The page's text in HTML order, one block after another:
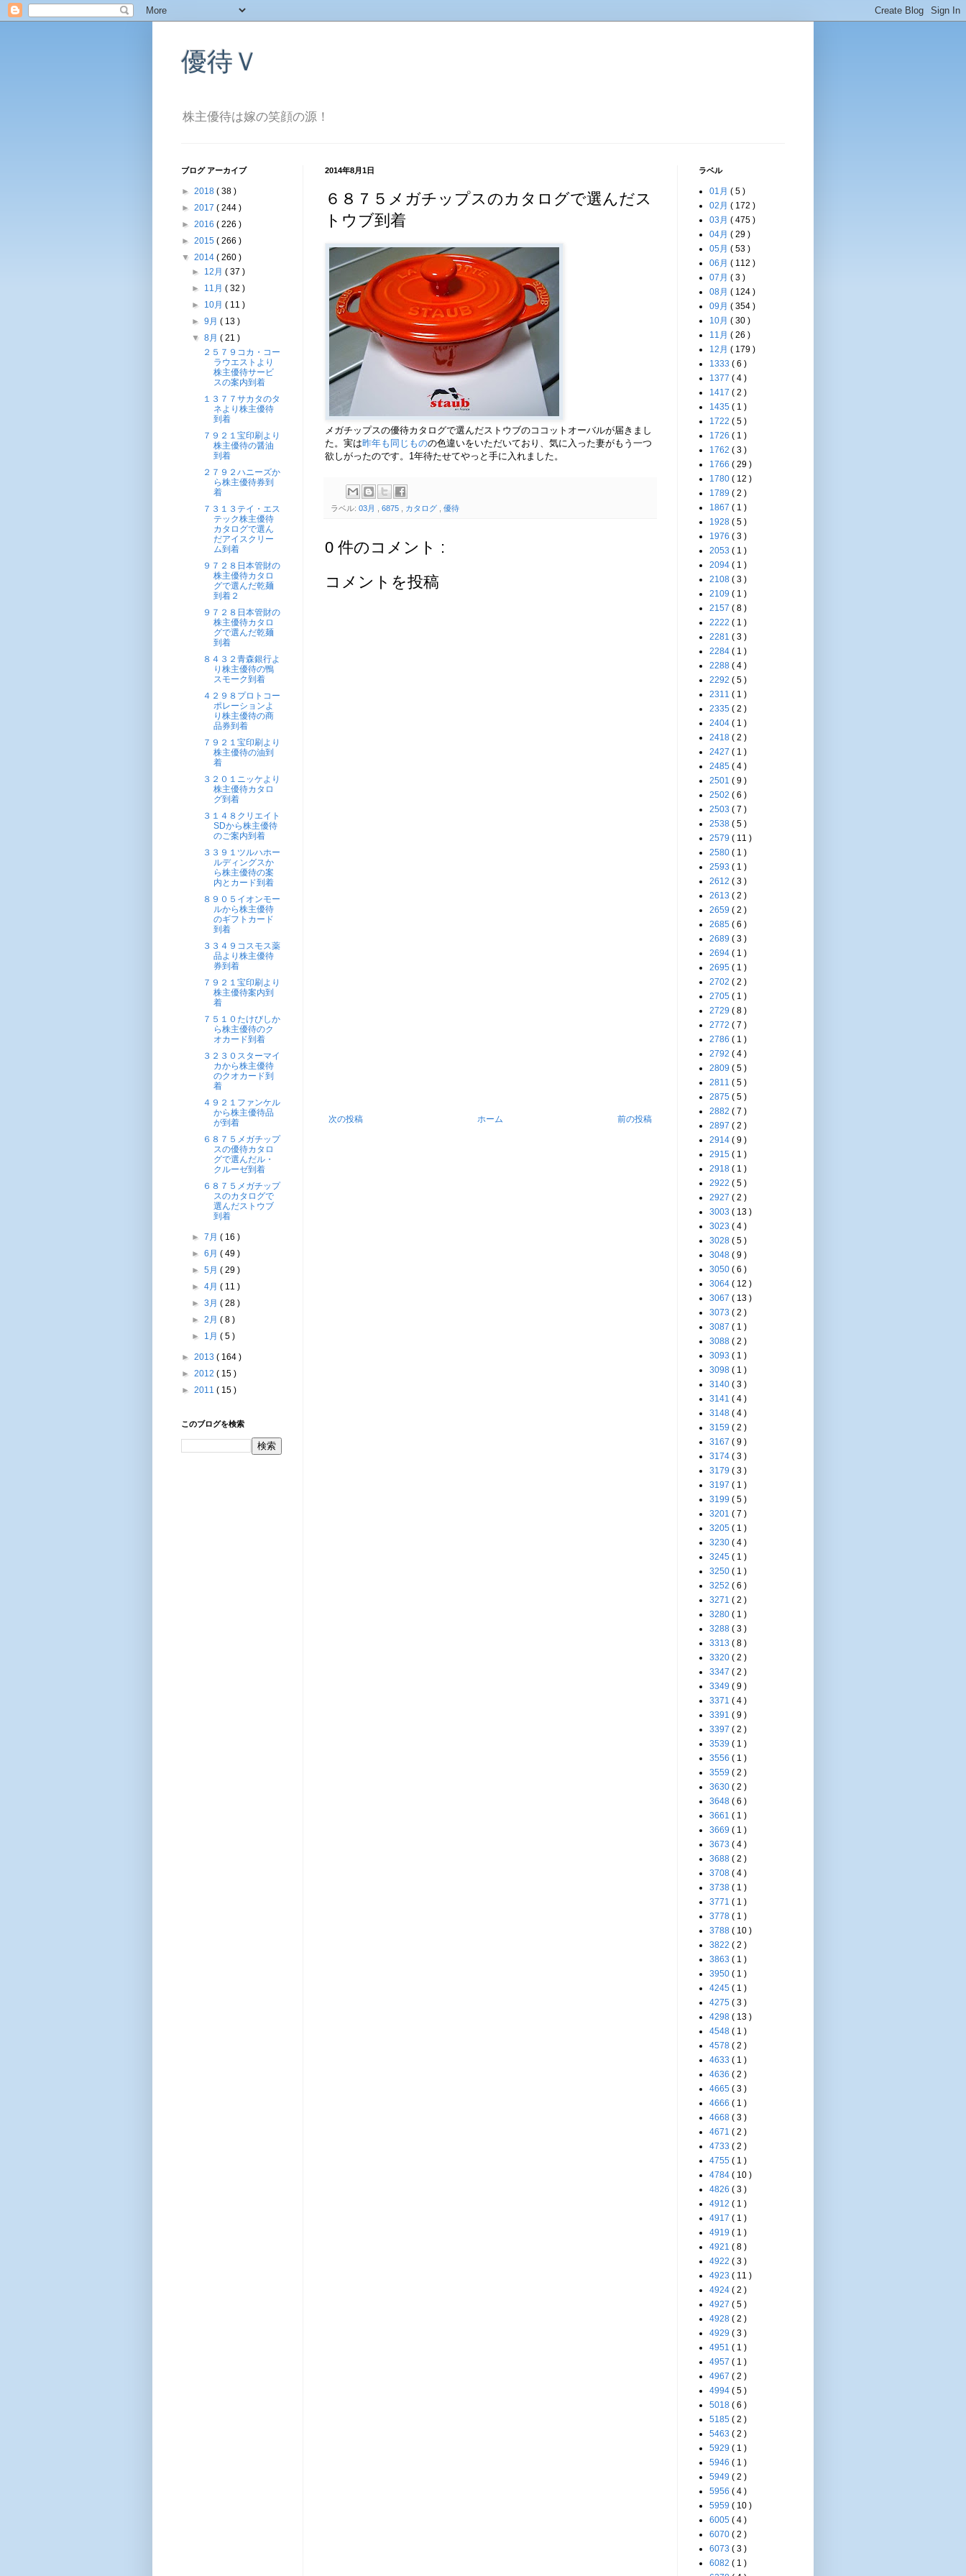
優待Ｖ
株主優待は嫁の笑顔の源！
2014年8月1日
６８７５メガチップスのカタログで選んだス
トウブ到着
メガチップスの優待カタログで選んだストウブのココットオーバルが届きまし
た。実は昨年も同じものの色違いをいただいており、気に入った妻がもう一つ
欲しがったのです。1年待たせてやっと手に入れました。
ラベル: 03月 , 6875 , カタログ , 優待
0 件のコメント :
コメントを投稿
次の投稿 前の投稿
ホーム
ブログ アーカイブ
► 2018 ( 38 )
► 2017 ( 244 )
► 2016 ( 226 )
► 2015 ( 266 )
▼ 2014 ( 260 )
► 12月( 37 )
► 11月( 32 )
► 10月( 11 )
►9月( 13 )
▼8月( 21 )
２５７９コカ・コー
ラウエストより
株主優待サービ
スの案内到着
１３７７サカタのタ
ネより株主優待
到着
７９２１宝印刷より
株主優待の醤油
到着
２７９２ハニーズか
ら株主優待券到
着
７３１３テイ・エス
テック株主優待
カタログで選ん
だアイスクリー
ム到着
９７２８日本管財の
株主優待カタロ
グで選んだ乾麺
到着２
９７２８日本管財の
株主優待カタロ
グで選んだ乾麺
到着
８４３２青森銀行よ
り株主優待の鴨
スモーク到着
４２９８プロトコー
ポレーションよ
り株主優待の商
品券到着
７９２１宝印刷より
株主優待の油到
着
３２０１ニッケより
株主優待カタロ
グ到着
３１４８クリエイト
SDから株主優待
のご案内到着
３３９１ツルハホー
ルディングスか
ら株主優待の案
内とカード到着
８９０５イオンモー
ルから株主優待
のギフトカード
到着
３３４９コスモス薬
品より株主優待
券到着
７９２１宝印刷より
株主優待案内到
着
７５１０たけびしか
ら株主優待のク
オカード到着
３２３０スターマイ
カから株主優待
のクオカード到
着
４９２１ファンケル
から株主優待品
が到着
６８７５メガチップ
スの優待カタロ
グで選んだル・
クルーゼ到着
６８７５メガチップ
スのカタログで
選んだストウブ
到着
►7月( 16 )
►6月( 49 )
►5月( 29 )
►4月( 11 )
►3月( 28 )
►2月( 8 )
► 1月( 5 )
► 2013 ( 164 )
► 2012 ( 15 )
► 2011 ( 15 )
このブログを検索
ラベル
01月 ( 5 )
02月 ( 172 )
03月 ( 475 )
04月 ( 29 )
05月 ( 53 )
06月 ( 112 )
07月 ( 3 )
08月 ( 124 )
09月 ( 354 )
10月 ( 30 )
11月 ( 26 )
12月 ( 179 )
1333 ( 6 )
1377 ( 4 )
1417 ( 2 )
1435 ( 1 )
1722 ( 5 )
1726 ( 1 )
1762 ( 3 )
1766 ( 29 )
1780 ( 12 )
1789 ( 2 )
1867 ( 1 )
1928 ( 5 )
1976 ( 3 )
2053 ( 1 )
2094 ( 1 )
2108 ( 3 )
2109 ( 1 )
2157 ( 8 )
2222 ( 1 )
2281 ( 3 )
2284 ( 1 )
2288 ( 4 )
2292 ( 5 )
2311 ( 1 )
2335 ( 2 )
2404 ( 1 )
2418 ( 2 )
2427 ( 1 )
2485 ( 4 )
2501 ( 9 )
2502 ( 6 )
2503 ( 7 )
2538 ( 5 )
2579 ( 11 )
2580 ( 1 )
2593 ( 1 )
2612 ( 3 )
2613 ( 2 )
2659 ( 2 )
2685 ( 6 )
2689 ( 3 )
2694 ( 1 )
2695 ( 1 )
2702 ( 2 )
2705 ( 1 )
2729 ( 8 )
2772 ( 7 )
2786 ( 1 )
2792 ( 4 )
2809 ( 5 )
2811 ( 5 )
2875 ( 5 )
2882 ( 7 )
2897 ( 2 )
2914 ( 9 )
2915 ( 1 )
2918 ( 1 )
2922 ( 5 )
2927 ( 2 )
3003 ( 13 )
3023 ( 4 )
3028 ( 5 )
3048 ( 9 )
3050 ( 6 )
3064 ( 12 )
3067 ( 13 )
3073 ( 2 )
3087 ( 1 )
3088 ( 2 )
3093 ( 1 )
3098 ( 1 )
3140 ( 3 )
3141 ( 4 )
3148 ( 4 )
3159 ( 2 )
3167 ( 9 )
3174 ( 3 )
3179 ( 3 )
3197 ( 1 )
3199 ( 5 )
3201 ( 7 )
3205 ( 1 )
3230 ( 4 )
3245 ( 1 )
3250 ( 1 )
3252 ( 6 )
3271 ( 2 )
3280 ( 1 )
3288 ( 3 )
3313 ( 8 )
3320 ( 2 )
3347 ( 2 )
3349 ( 9 )
3371 ( 4 )
3391 ( 9 )
3397 ( 2 )
3539 ( 1 )
3556 ( 1 )
3559 ( 2 )
3630 ( 2 )
3648 ( 6 )
3661 ( 1 )
3669 ( 1 )
3673 ( 4 )
3688 ( 2 )
3708 ( 4 )
3738 ( 1 )
3771 ( 1 )
3778 ( 1 )
3788 ( 10 )
3822 ( 2 )
3863 ( 1 )
3950 ( 1 )
4245 ( 1 )
4275 ( 3 )
4298 ( 13 )
4548 ( 1 )
4578 ( 2 )
4633 ( 1 )
4636 ( 2 )
4665 ( 3 )
4666 ( 1 )
4668 ( 3 )
4671 ( 2 )
4733 ( 2 )
4755 ( 1 )
4784 ( 10 )
4826 ( 3 )
4912 ( 1 )
4917 ( 1 )
4919 ( 1 )
4921 ( 8 )
4922 ( 3 )
4923 ( 11 )
4924 ( 2 )
4927 ( 5 )
4928 ( 2 )
4929 ( 3 )
4951 ( 1 )
4957 ( 1 )
4967 ( 2 )
4994 ( 5 )
5018 ( 6 )
5185 ( 2 )
5463 ( 2 )
5929 ( 1 )
5946 ( 1 )
5949 ( 2 )
5956 ( 4 )
5959 ( 10 )
6005 ( 4 )
6070 ( 2 )
6073 ( 3 )
6082 ( 1 )